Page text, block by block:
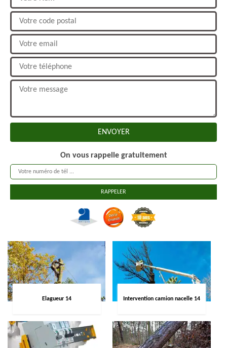
On vous rappelle gratuitement
Elagueur 14 Intervention camion nacelle 14